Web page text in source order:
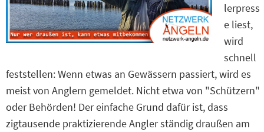
lerpress
e liest,
wird
schnell
feststellen: Wenn etwas an Gewässern passiert, wird es
meist von Anglern gemeldet. Nicht etwa von "Schützern"
oder Behörden! Der einfache Grund dafür ist, dass
zigtausende praktizierende Angler ständig draußen am